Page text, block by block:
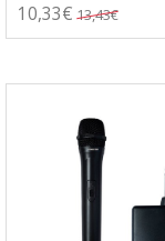
10,33€ 13,43€